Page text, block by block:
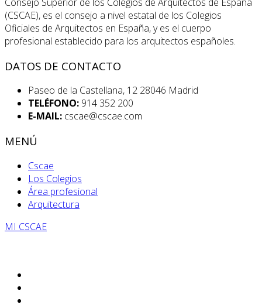
(CSCAE), es el consejo a nivel estatal de los Colegios
Oficiales de Arquitectos en España, y es el cuerpo
profesional establecido para los arquitectos españoles.
DATOS DE CONTACTO
Paseo de la Castellana, 12 28046 Madrid
TELÉFONO: 914 352 200
E-MAIL: cscae@cscae.com
MENÚ
Cscae
Los Colegios
Área profesional
Arquitectura
MI CSCAE